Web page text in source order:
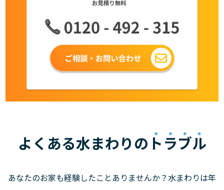
よくある水まわりの トラブル
あなたのお家も経験したことありませんか？水まわりは年